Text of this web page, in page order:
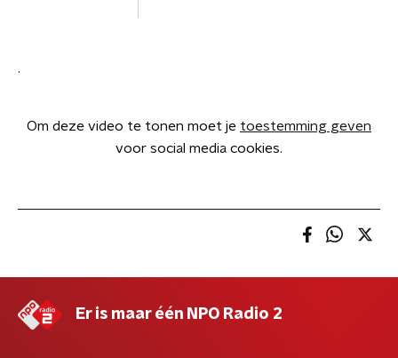
.
Om deze video te tonen moet je toestemming geven
voor social media cookies.
Er is maar één NPO Radio 2